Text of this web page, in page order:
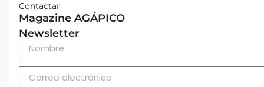
Contactar
Magazine AGÁPICO
Newsletter